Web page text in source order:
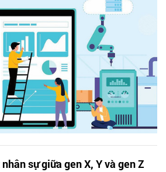
sự giữa gen X, Y và gen Z